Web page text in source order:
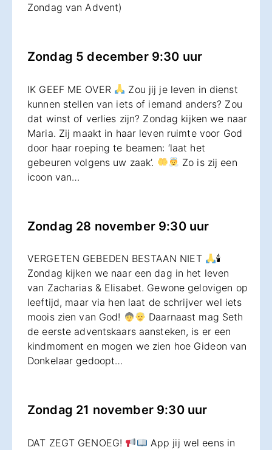
Zondag van Advent)
Zondag 5 december 9:30 uur
IK GEEF ME OVER
Zou jij je leven in dienst
kunnen stellen van iets of iemand anders? Zou
dat winst of verlies zijn? Zondag kijken we naar
Maria. Zij maakt in haar leven ruimte voor God
door haar roeping te beamen: ‘laat het
gebeuren volgens uw zaak’.
Zo is zij een
icoon van…
Zondag 28 november 9:30 uur
VERGETEN GEBEDEN BESTAAN NIET
🕯
Zondag kijken we naar een dag in het leven
van Zacharias & Elisabet. Gewone gelovigen op
leeftijd, maar via hen laat de schrijver wel iets
moois zien van God!
Daarnaast mag Seth
de eerste adventskaars aansteken, is er een
kindmoment en mogen we zien hoe Gideon van
Donkelaar gedoopt…
Zondag 21 november 9:30 uur
DAT ZEGT GENOEG!
App jij wel eens in